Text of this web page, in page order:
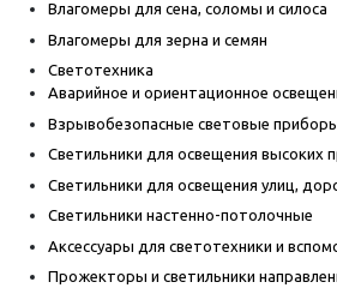
Влагомеры для сена, соломы и силоса
Влагомеры для зерна и семян
Светотехника
Аварийное и ориентационное
Взрывобезопасные световые
Светильники для освещения высоких
Светильники для освещения улиц,
Светильники настенно-потолочные
Аксессуары для светотехники и
Прожекторы и светильники